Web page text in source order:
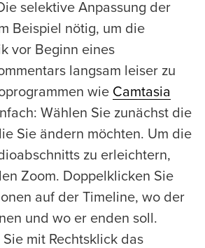
selektive Anpassung der
Beispiel nötig, um die
vor Beginn eines
langsam leiser zu
wie Camtasia
Wählen Sie zunächst die
Sie ändern möchten. Um die
zu erleichtern,
Zoom. Doppelklicken Sie
auf der Timeline, wo der
und wo er enden soll.
mit Rechtsklick das